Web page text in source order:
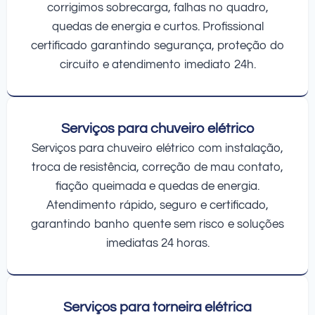
corrigimos sobrecarga, falhas no quadro,
quedas de energia e curtos. Profissional
certificado garantindo segurança, proteção do
circuito e atendimento imediato 24h.
Serviços para chuveiro elétrico
Serviços para chuveiro elétrico com instalação,
troca de resistência, correção de mau contato,
fiação queimada e quedas de energia.
Atendimento rápido, seguro e certificado,
garantindo banho quente sem risco e soluções
imediatas 24 horas.
Serviços para torneira elétrica